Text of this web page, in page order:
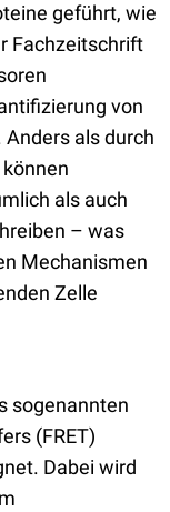
geführt, wie
Fachzeitschrift
von
als durch
als auch
– was
Mechanismen
Zelle
sogenannten
(FRET)
Dabei wird